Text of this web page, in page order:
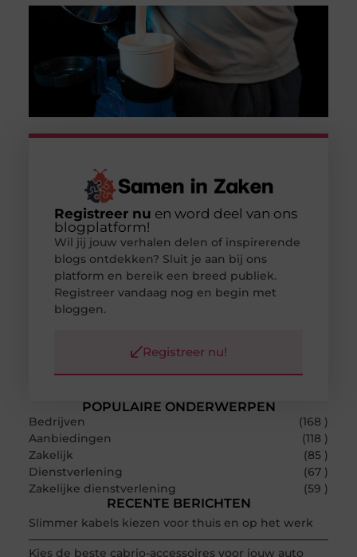
POPULAIRE ONDERWERPEN
Bedrijven
(168 )
Aanbiedingen
(118 )
Zakelijk
(85 )
Dienstverlening
(67 )
Zakelijke dienstverlening
(59 )
RECENTE BERICHTEN
Slimmer kabels kiezen voor thuis en op het werk
Kies de beste cabrio-accessoires voor jouw auto
Registreer nu en word deel van ons
blogplatform!
Wil jij jouw verhalen delen of inspirerende
blogs ontdekken? Sluit je aan bij ons
platform en bereik een breed publiek.
Registreer vandaag nog en begin met
bloggen.
Registreer nu!